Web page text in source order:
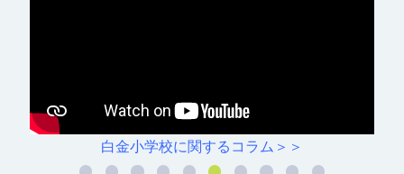
白金小学校に関するコラム＞＞